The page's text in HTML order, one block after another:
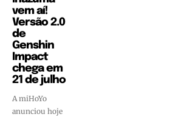
vem aí!
Versão 2.0
de
Genshin
Impact
chega em
21 de julho
A miHoYo
anunciou hoje